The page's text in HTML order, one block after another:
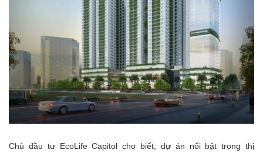
Chủ đầu tư EcoLife Capitolcho biết, dự án nổi bật trong thị